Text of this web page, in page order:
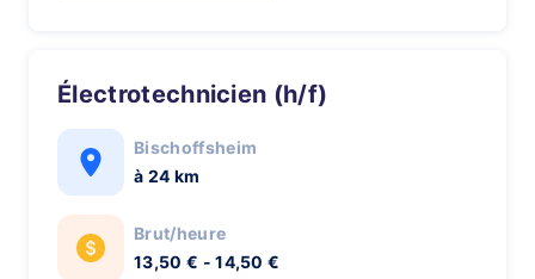
Électrotechnicien (h/f)
Bischoffsheim
à 24 km
Brut/heure
13,50 € - 14,50 €